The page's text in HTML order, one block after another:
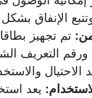
وتتبع الإنفاق
ورقم التعريف
الاحتيال